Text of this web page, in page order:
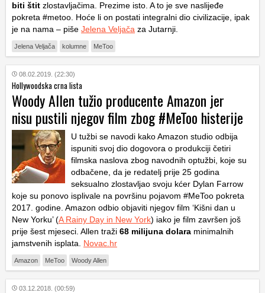
biti štit zlostavljačima. Prezime isto. A to je sve naslijeđe
pokreta #metoo. Hoće li on postati integralni dio civilizacije, ipak
je na nama – piše Jelena Veljača za Jutarnji.
Jelena Veljača kolumne MeToo
08.02.2019. (22:30)
Hollywoodska crna lista
Woody Allen tužio producente Amazon jer
nisu pustili njegov film zbog #MeToo histerije
U tužbi se navodi kako Amazon studio odbija
ispuniti svoj dio dogovora o produkciji četiri
filmska naslova zbog navodnih optužbi, koje su
odbačene, da je redatelj prije 25 godina
seksualno zlostavljao svoju kćer Dylan Farrow
koje su ponovo isplivale na površinu pojavom #MeToo pokreta
2017. godine. Amazon odbio objaviti njegov film ‘Kišni dan u
New Yorku’ (A Rainy Day in New York) iako je film završen još
prije šest mjeseci. Allen traži 68 milijuna dolara minimalnih
jamstvenih isplata. Novac.hr
Amazon MeToo Woody Allen
03.12.2018. (00:59)